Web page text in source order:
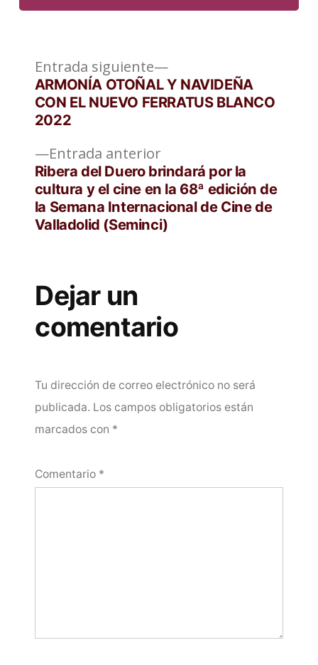
Navegación
de
entradas
Entrada anteriorEntrada
anterior:
Ribera del Duero brindará por la
cultura y el cine en la 68ª edición de
la Semana Internacional de Cine de
Valladolid (Seminci)
Entrada siguiente
Entrada
siguiente:
ARMONÍA OTOÑAL Y NAVIDEÑA
CON EL NUEVO FERRATUS BLANCO
2022
Dejar un
comentario
Tu dirección de correo electrónico no será
publicada. Los campos obligatorios están
marcados con *
Comentario *